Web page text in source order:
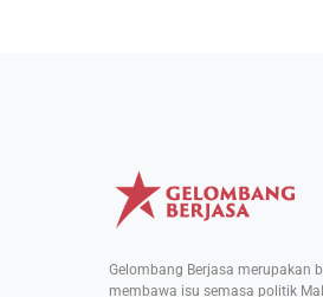
Gelombang Berjasa merupakan
membawa isu semasa politik